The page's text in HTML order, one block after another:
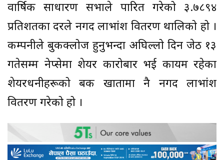
वार्षिक साधारण सभाले पारित गरेको ३.७८९४
प्रतिशतका दरले नगद लाभांश वितरण थालिको हो ।
कम्पनीले बुकक्लोज हुनुभन्दा अघिल्लो दिन जेठ १३
गतेसम्म नेप्सेमा शेयर कारोबार भई कायम रहेका
शेयरधनीहरूको बैंक खातामा नै नगद लाभांश
वितरण गरेको हो ।